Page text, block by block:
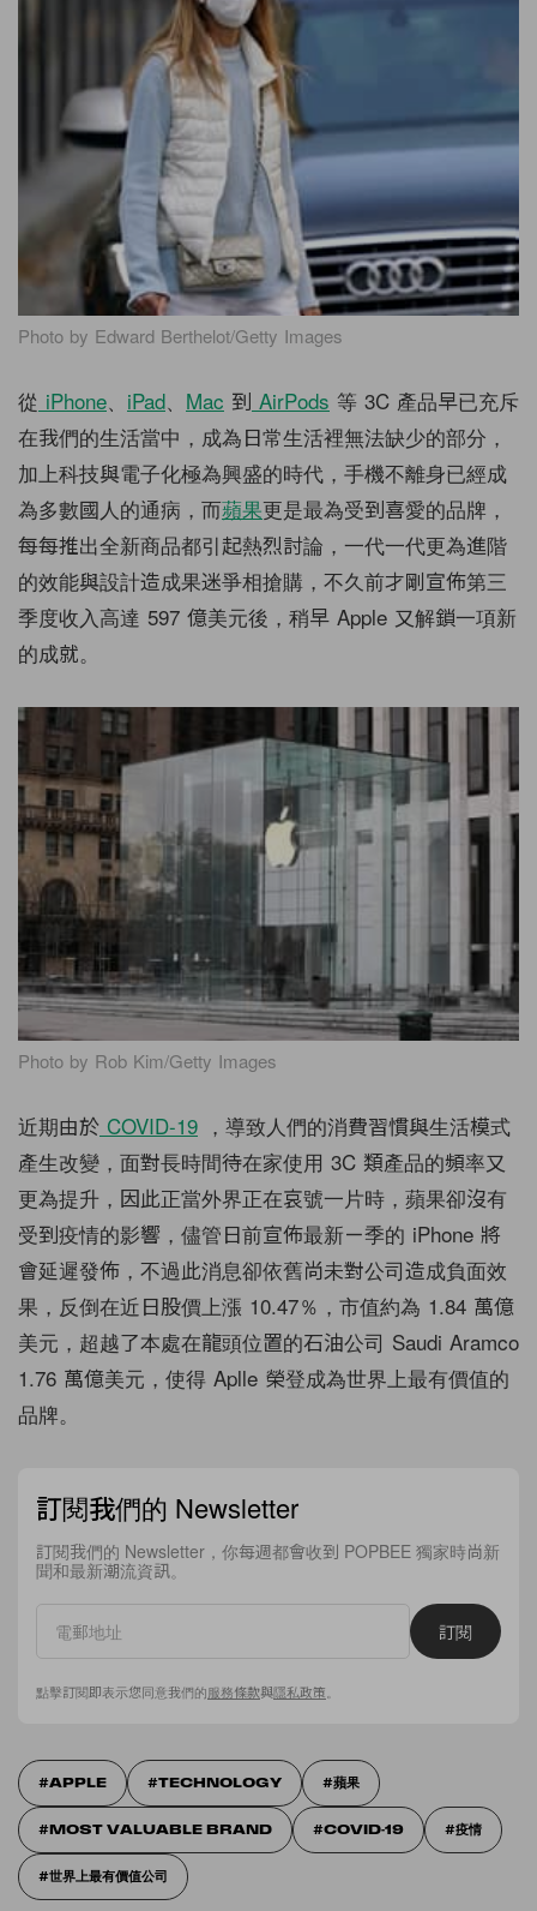
Photo by Edward Berthelot/Getty Images
從 iPhone iPad Mac 到 AirPods 等 3C 產品早已充斥
在我們的生活當中，成為日常生活裡無法缺少的部分，
加上科技與電子化極為興盛的時代，手機不離身已經成
為多數國人的通病，而蘋果更是最為受到喜愛的品牌，
每每推出全新商品都引起熱烈討論，一代一代更為進階
的效能與設計造成果迷爭相搶購，不久前才剛宣佈第三
季度收入高達 597 億美元後，稍早 Apple 又解鎖一項新
的成就。
Photo by Rob Kim/Getty Images
近期由於 COVID-19 ，導致人們的消費習慣與生活模式
產生改變，面對長時間待在家使用 3C 類產品的頻率又
更為提升，因此正當外界正在哀號一片時，蘋果卻沒有
受到疫情的影響，儘管日前宣佈最新ㄧ季的 iPhone 將
會延遲發佈，不過此消息卻依舊尚未對公司造成負面效
果，反倒在近日股價上漲 10.47％，市值約為 1.84 萬億
美元，超越了本處在龍頭位置的石油公司 Saudi Aramco
1.76 萬億美元，使得 Aplle 榮登成為世界上最有價值的
品牌。
訂閱我們的 Newsletter
訂閱我們的 Newsletter，你每週都會收到 POPBEE 獨家時尚新
聞和最新潮流資訊。
訂閱
點擊訂閱即表示您同意我們的服務條款與隱私政策
APPLE TECHNOLOGY 蘋果
MOST VALUABLE BRAND COVID-19 疫情
世界上最有價值公司